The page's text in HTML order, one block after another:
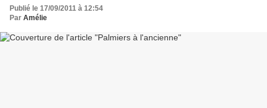
Publié le 17/09/2011 à 12:54
Par Amélie